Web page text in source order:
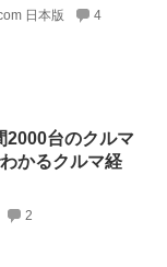
日本版 4
2000台のクルマ
かるクルマ経
2